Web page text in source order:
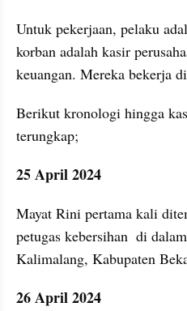
Untuk pekerjaan, pelaku
korban adalah kasir
keuangan. Mereka bekerja
Berikut kronologi hingga
terungkap;
25 April 2024
Mayat Rini pertama kali
petugas kebersihan  di
Kalimalang, Kabupaten
26 April 2024